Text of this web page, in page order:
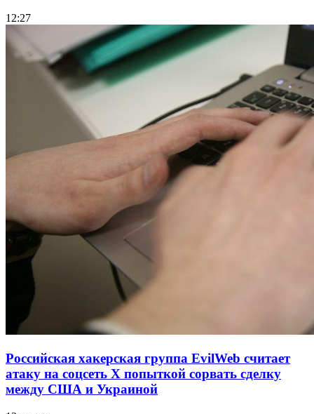
12:27
Российская хакерская группа EvilWeb считает
атаку на соцсеть Х попыткой сорвать сделку
между США и Украиной